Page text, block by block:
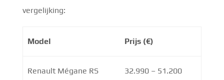
vergelijking:
Model Prijs (€)
Renault Mégane RS 32.990 – 51.200